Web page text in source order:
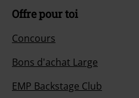
Offre pour toi
Concours
Bons d'achat Large
EMP Backstage Club